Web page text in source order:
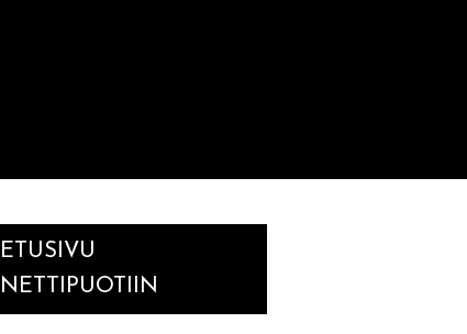
ETUSIVU
NETTIPUOTIIN